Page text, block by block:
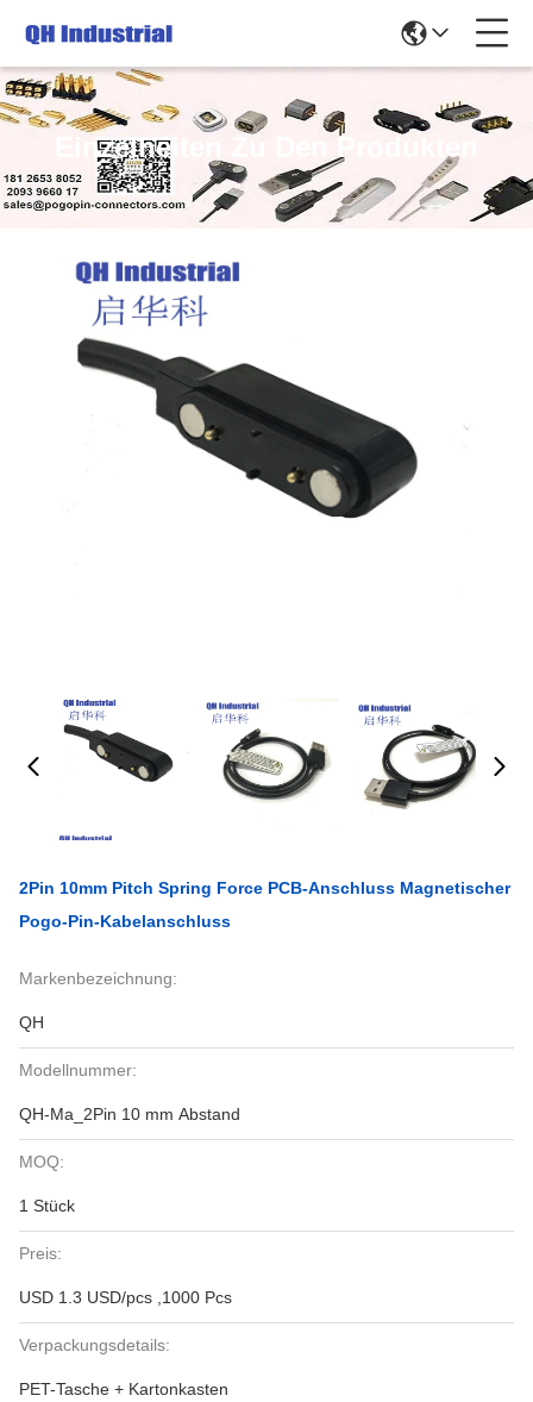
Einzelheiten Zu Den Produkten
2Pin 10mm Pitch Spring Force PCB-Anschluss Magnetischer
Pogo-Pin-Kabelanschluss
Markenbezeichnung:
QH
Modellnummer:
QH-Ma_2Pin 10 mm Abstand
MOQ:
1 Stück
Preis:
USD 1.3 USD/pcs ,1000 Pcs
Verpackungsdetails:
PET-Tasche + Kartonkasten